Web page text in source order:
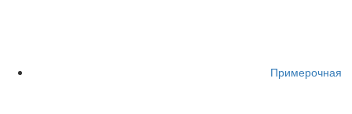
Примерочная